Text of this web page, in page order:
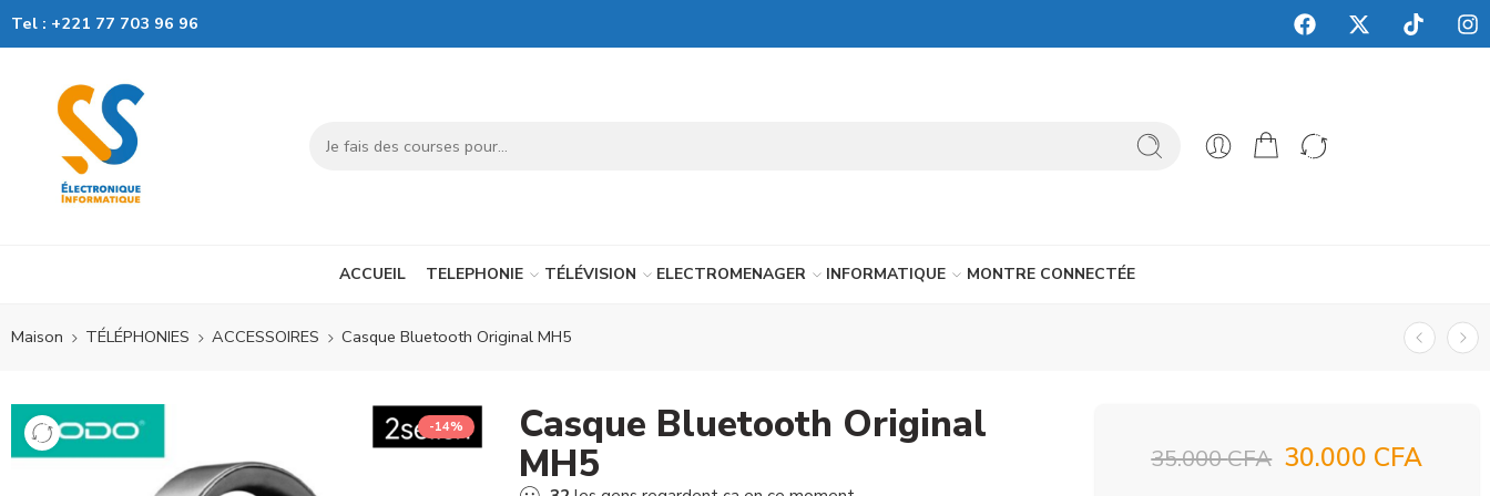
Tel : +221 77 703 96 96
ACCUEIL TELEPHONIE TÉLÉVISION ELECTROMENAGER INFORMATIQUE MONTRE CONNECTÉE
Maison TÉLÉPHONIES ACCESSOIRES Casque Bluetooth Original MH5
-14% Casque Bluetooth Original
MH5 35.000CFA 30.000 CFA